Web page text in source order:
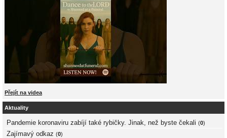
Přejít na videa
Aktuality
Pandemie koronaviru zabíjí také rybičky. Jinak, než byste čekali (0)
Zajímavý odkaz (0)